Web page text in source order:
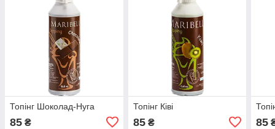
Топінг Шоколад-Нуга
85 ₴
Топінг Ківі
85₴ 85